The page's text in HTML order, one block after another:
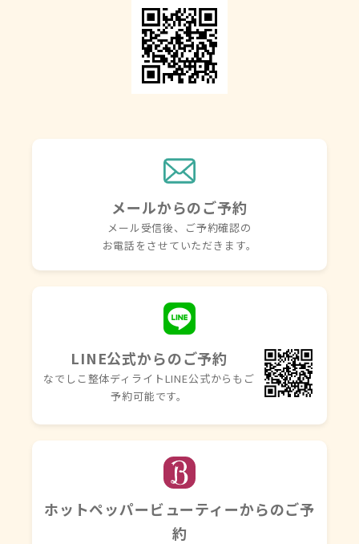
メールからのご予約
メール受信後、ご予約確認の
お電話をさせていただきます。
LINE公式からのご予約
なでしこ整体ディライトLINE公式からもご
予約可能です。
ホットペッパービューティーからのご予
約